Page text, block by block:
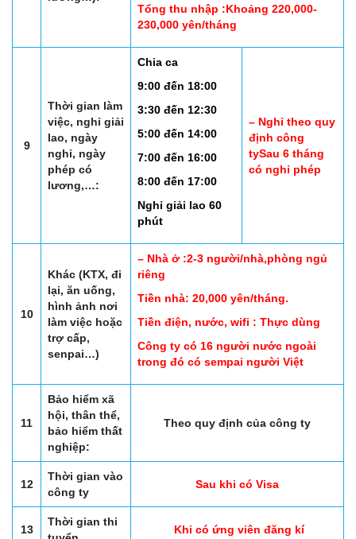
Tổng thu nhập :Khoảng 220,000-
230,000 yên/tháng
9
Thời gian làm
việc, nghỉ giải
lao, ngày
nghỉ, ngày
phép có
lương,…:
Chia ca
9:00 đến 18:00
3:30 đến 12:30
5:00 đến 14:00
7:00 đến 16:00
8:00 đến 17:00
Nghỉ giải lao 60
phút
– Nghỉ theo quy
định công
tySau 6 tháng
có nghỉ phép
10
Khác (KTX, đi
lại, ăn uống,
hình ảnh nơi
làm việc hoặc
trợ cấp,
senpai…)
– Nhà ở :2-3 người/nhà,phòng ngủ
riêng
Tiền nhà: 20,000 yên/tháng.
Tiền điện, nước, wifi : Thực dùng
Công ty có 16 người nước ngoài
trong đó có sempai người Việt
11
Bảo hiểm xã
hội, thân thể,
bảo hiểm thất
nghiệp:
Theo quy định của công ty
12
Thời gian vào
công ty
Sau khi có Visa
13
Thời gian thi
Khi có ứng viên đăng kí